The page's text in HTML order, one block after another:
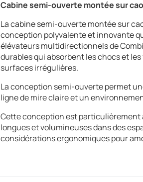
Cabine semi-ouverte montée sur
La cabine semi-ouverte montée sur
conception polyvalente et innovante
élévateurs multidirectionnels de
durables qui absorbent les chocs et
surfaces irrégulières.
La conception semi-ouverte permet
ligne de mire claire et un
Cette conception est
longues et volumineuses dans des
considérations ergonomiques pour